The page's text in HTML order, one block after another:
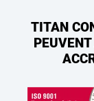
TITAN